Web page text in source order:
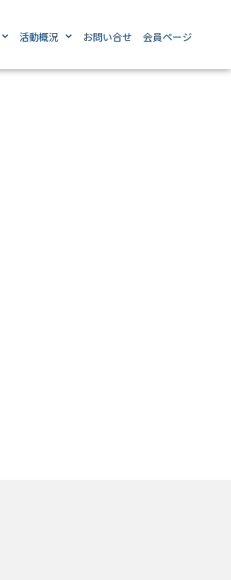
活動概況 お問い合せ 会員ページ